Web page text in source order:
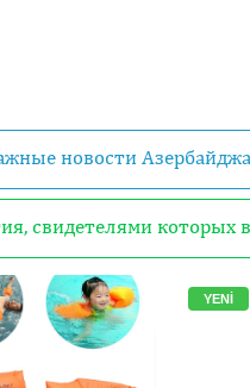
новости
свидетелями